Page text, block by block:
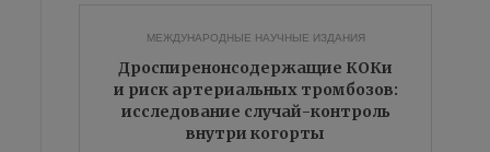
МЕЖДУНАРОДНЫЕ НАУЧНЫЕ ИЗДАНИЯ
Дроспиренонсодержащие КОКи
и риск артериальных тромбозов:
исследование случай-контроль
внутри когорты